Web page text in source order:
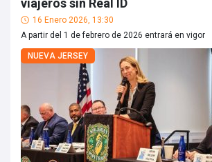
viajeros sin Real ID
16 Enero 2026, 13:30
A partir del 1 de febrero de 2026 entrará en vigor
NUEVA JERSEY